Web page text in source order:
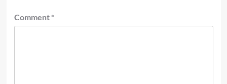
Comment *